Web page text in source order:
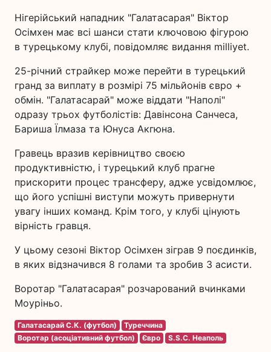
Нігерійський нападник "Галатасарая" Віктор
Осімхен має всі шанси стати ключовою фігурою
в турецькому клубі, повідомляє видання milliyet.
25-річний страйкер може перейти в турецький
гранд за виплату в розмірі 75 мільйонів євро +
обмін. "Галатасарай" може віддати "Наполі"
одразу трьох футболістів: Давінсона Санчеса,
Бариша Їлмаза та Юнуса Акгюна.
Гравець вразив керівництво своєю
продуктивністю, і турецький клуб прагне
прискорити процес трансферу, адже усвідомлює,
що його успішні виступи можуть привернути
увагу інших команд. Крім того, у клубі цінують
вірність гравця.
У цьому сезоні Віктор Осімхен зіграв 9 поєдинків,
в яких відзначився 8 голами та зробив 3 асисти.
Воротар "Галатасарая" розчарований вчинками
Моуріньо.
Галатасарай С.К. (футбол)
Туреччина
Воротар (асоціативний футбол)
Євро S.S.C. Неаполь